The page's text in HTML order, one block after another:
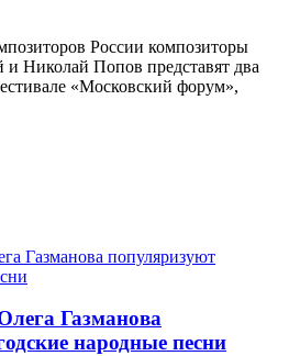
России композиторы
Николай Попов представят два
«Московский форум»,
Газманова
народные песни